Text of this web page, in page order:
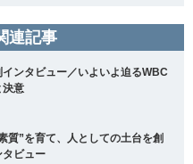
連記事
ンタビュー／いよいよ迫るWBC
決意
質”を育て、人としての土台を創
タビュー